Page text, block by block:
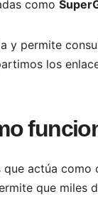
como
y permite
los
actúa
que miles